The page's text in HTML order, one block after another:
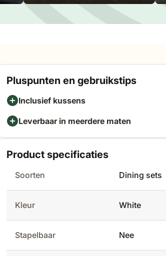
Pluspunten en gebruikstips
Inclusief kussens
Leverbaar in meerdere maten
Product specificaties
Soorten Dining sets
Kleur White
Stapelbaar Nee